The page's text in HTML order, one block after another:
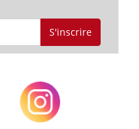
S'inscrire